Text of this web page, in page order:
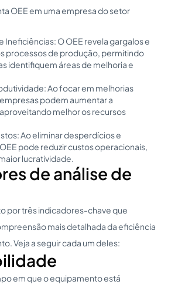
OEE em uma empresa do setor
Ineficiências: O OEE revela gargalos e
processos de produção, permitindo
identifiquem áreas de melhoria e
Ao focar em melhorias
podem aumentar a
melhor os recursos
Ao eliminar desperdícios e
pode reduzir custos operacionais,
lucratividade.
de análise de
por três indicadores-chave que
mais detalhada da eficiência
Veja a seguir cada um deles:
em que o equipamento está